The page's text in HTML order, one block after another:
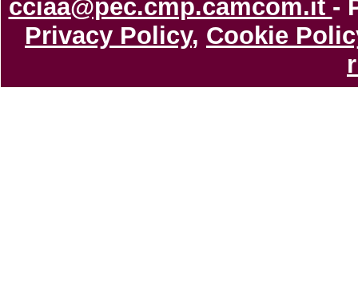
cciaa@pec.cmp.camcom.it -
Privacy Policy, Cookie